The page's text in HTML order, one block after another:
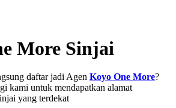
More Sinjai
daftar jadi Agen Koyo One More?
kami untuk mendapatkan alamat
yang terdekat